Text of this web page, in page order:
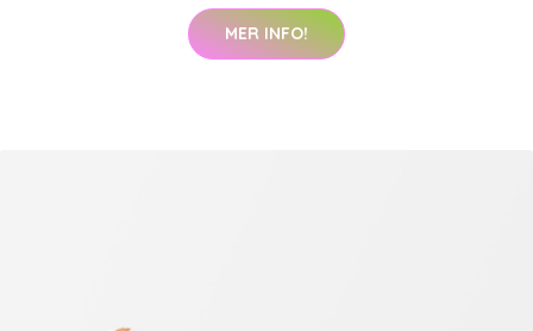
MER INFO!